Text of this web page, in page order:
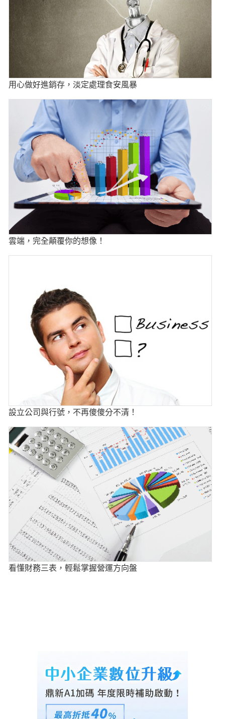
用心做好進銷存，淡定處理食安風暴
雲端，完全顛覆你的想像！
設立公司與行號，不再傻傻分不清！
看懂財務三表，輕鬆掌握營運方向盤